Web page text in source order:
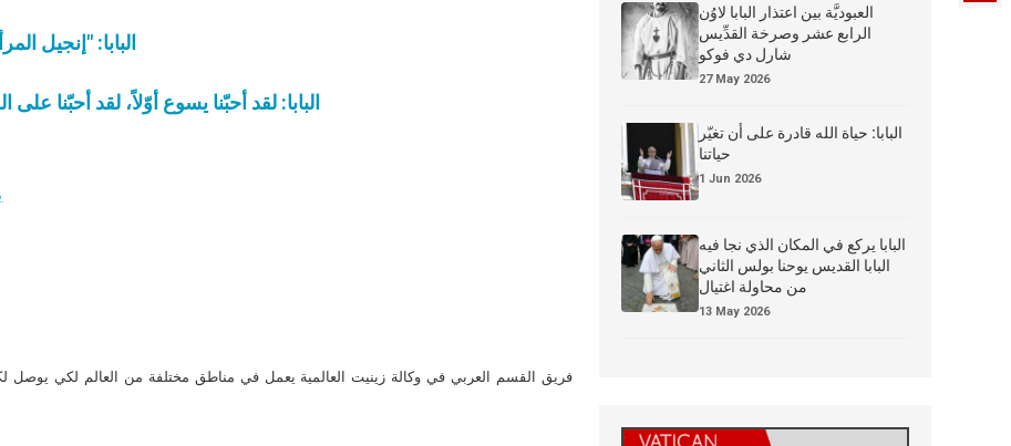
البابا: "إنجيل
البابا: لقد أحبّنا يسوع أوّلاً، لقد أحبّنا
فريق القسم العربي في وكالة زينيت العالمية يعمل في مناطق مختلفة من العالم لكي
العبوديَّة بين اعتذار البابا لاوُن
الرابع عشر وصرخة القدِّيس
شارل دي فوكو
27 May 2026
البابا: حياة الله قادرة على أن تغيّر
حياتنا
1 Jun 2026
البابا يركع في المكان الذي نجا فيه
البابا القديس يوحنا بولس الثاني
من محاولة اغتيال
13 May 2026